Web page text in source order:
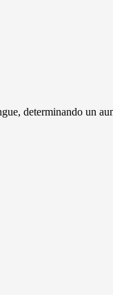
determinando un